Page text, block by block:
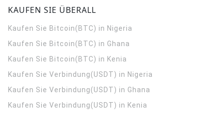
KAUFEN SIE ÜBERALL
Kaufen Sie Bitcoin(BTC) in Nigeria
Kaufen Sie Bitcoin(BTC) in Ghana
Kaufen Sie Bitcoin(BTC) in Kenia
Kaufen Sie Verbindung(USDT) in Nigeria
Kaufen Sie Verbindung(USDT) in Ghana
Kaufen Sie Verbindung(USDT) in Kenia